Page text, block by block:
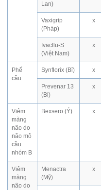
Lan)
Vaxigrip
(Pháp)
x
Ivacflu-S
(Việt Nam)
x
Phế
cầu
Synflorix (Bỉ) x
Prevenar 13
(Bỉ)
x
Viêm
màng
não do
não mô
cầu
nhóm B
Bexsero (Ý) x
Viêm
màng
não do
Menactra
(Mỹ)
x